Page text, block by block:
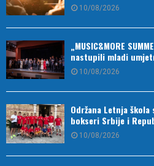
10/08/2026
„MUSIC&MORE
nastupili mladi
10/08/2026
Održana Letnja
bokseri Srbije i
10/08/2026